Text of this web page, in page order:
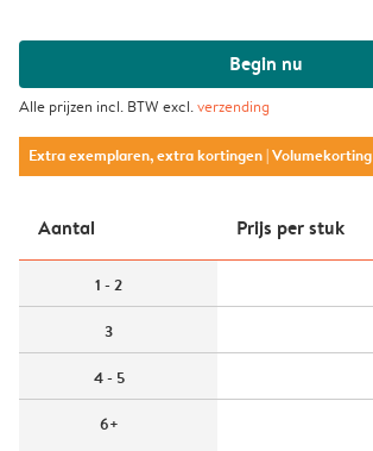
Begin nu
Alle prijzen incl. BTW excl.verzending
Extra exemplaren, extra kortingen| Volumekorting
Aantal Prijs per stuk
1 - 2
3
4 - 5
6+